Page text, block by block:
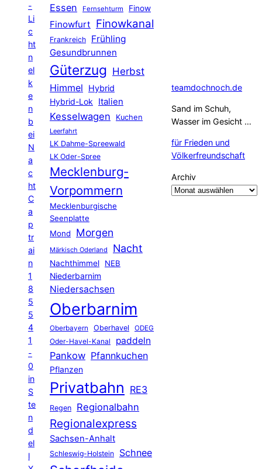
-
Li
c
ht
n
el
k
e
n
b
ei
N
a
c
ht
C
a
p
tr
ai
n
1
8
5
5
4
1
-
0
in
S
te
n
d
el
l
Essen Fernsehturm Finow
Finowfurt Finowkanal
Frankreich Frühling
Gesundbrunnen
Güterzug Herbst
Himmel
Hybrid
Hybrid-Lok Italien
Kesselwagen Kuchen
Leerfahrt
LK Dahme-Spreewald
LK Oder-Spree
Mecklenburg-
Vorpommern
Mecklenburgische
Seenplatte
Mond
Morgen
Märkisch Oderland Nacht
Nachthimmel
NEB
Niederbarnim
Niedersachsen
Oberbarnim
Oberbayern Oberhavel ODEG
Oder-Havel-Kanal paddeln
Pankow Pfannkuchen
Pflanzen
Privatbahn RE3
Regen Regionalbahn
Regionalexpress
Sachsen-Anhalt
Schleswig-Holstein Schnee
teamdochnoch.de
Sand im Schuh,
Wasser im Gesicht …
für Frieden und
Völkerfreundschaft
Archiv